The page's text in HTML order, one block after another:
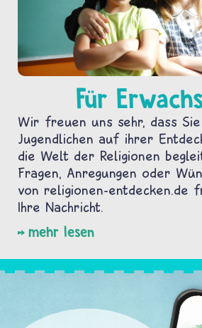
Für
Wir freuen uns sehr, dass
Jugendlichen auf ihrer
die Welt der Religionen
Fragen, Anregungen oder
von religionen-entdecken.de
Ihre Nachricht.
mehr lesen